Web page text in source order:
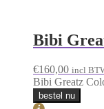
Bibi
€160,00 incl
Bibi Greatz
bestel nu